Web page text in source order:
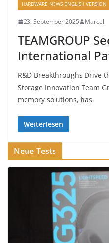
HARDWARE NEWS ENGLISH VERSION
23. September 2025 Marcel
TEAMGROUP
International
R&D Breakthroughs Drive
Storage Innovation Team
memory solutions, has
Weiterlesen
Neue Tests